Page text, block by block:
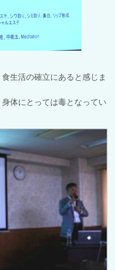
生活の確立にあると感じま
体にとっては毒となってい